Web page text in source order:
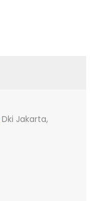
Dki Jakarta,